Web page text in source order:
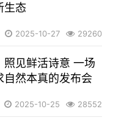
生态
2025-10-27 29260
照见鲜活诗意 一场
自然本真的发布会
2025-10-25 28552